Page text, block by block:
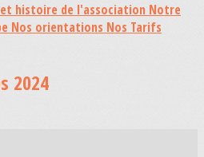
histoire de l'association Notre
Nos orientations Nos Tarifs
2024